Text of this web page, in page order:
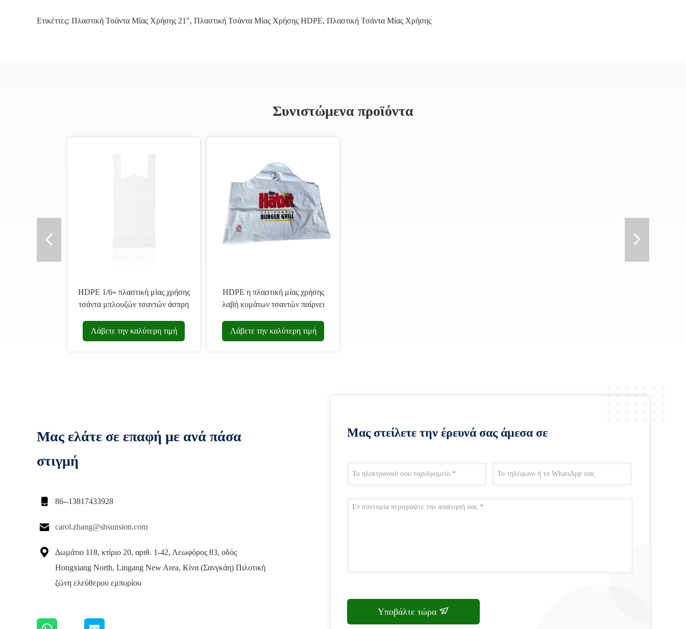
Ετικέττες: Πλαστική Τσάντα Μίας Χρήσης 21", Πλαστική Τσάντα Μίας Χρήσης HDPE, Πλαστική Τσάντα Μίας Χρήσης
Συνιστώμενα προϊόντα
HDPE 1/6» πλαστική μίας χρήσης
τσάντα μπλουζών τσαντών άσπρη
Λάβετε την καλύτερη τιμή
HDPE η πλαστική μίας χρήσης
λαβή κυμάτων τσαντών παίρνει
τσάντα λαβών
Λάβετε την καλύτερη τιμή
Μας ελάτε σε επαφή με ανά πάσα
στιγμή
 86--13817433928
 carol.zhang@shsunsion.com

Δωμάτιο 118, κτίριο 20, αριθ. 1-42, Λεωφόρος 83, οδός
Hongxiang North, Lingang New Area, Κίνα (Σανγκάη) Πιλοτική
ζώνη ελεύθερου εμπορίου
Μας στείλετε την έρευνά σας άμεσα σε
Υποβάλτε τώρα